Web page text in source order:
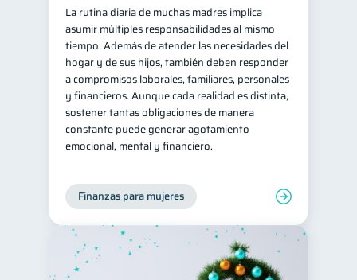
información financiera 1
La rutina diaria de muchas madres implica
asumir múltiples responsabilidades al mismo
tiempo. Además de atender las necesidades del
hogar y de sus hijos, también deben responder
a compromisos laborales, familiares, personales
y financieros. Aunque cada realidad es distinta,
sostener tantas obligaciones de manera
constante puede generar agotamiento
emocional, mental y financiero.
Finanzas para mujeres